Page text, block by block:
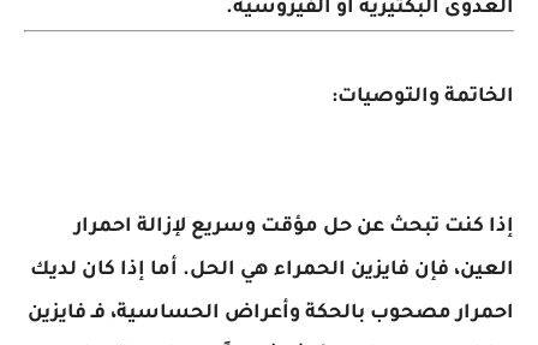
البكتيرية أو الفيروسية.
والتوصيات:
تبحث عن حل مؤقت وسريع لإزالة احمرار
فإن فايزين الحمراء هي الحل. أما إذا كان لديك
مصحوب بالحكة وأعراض الحساسية، فـ فايزين